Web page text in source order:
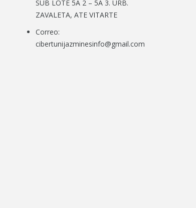
Dirección: AV. VIRREYES MZ. B
SUB LOTE 5A 2 – 5A 3. URB.
ZAVALETA, ATE VITARTE
Correo: